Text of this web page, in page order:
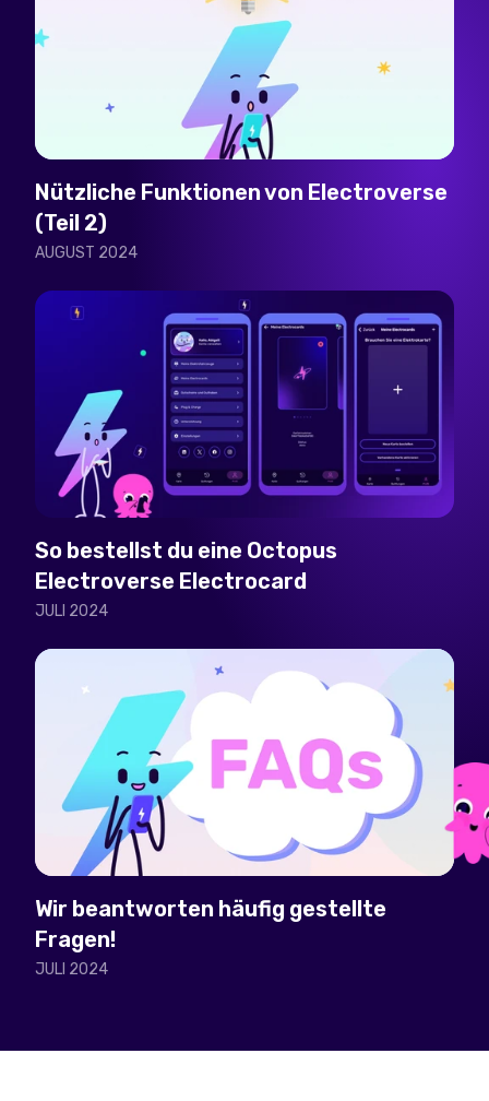
Nützliche Funktionen von Electroverse
(Teil 2)
AUGUST 2024
So bestellst du eine Octopus
Electroverse Electrocard
JULI 2024
Wir beantworten häufig gestellte
Fragen!
JULI 2024